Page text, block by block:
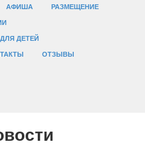
АФИША
РАЗМЕЩЕНИЕ
ДЛЯ ДЕТЕЙ
ОТЗЫВЫ